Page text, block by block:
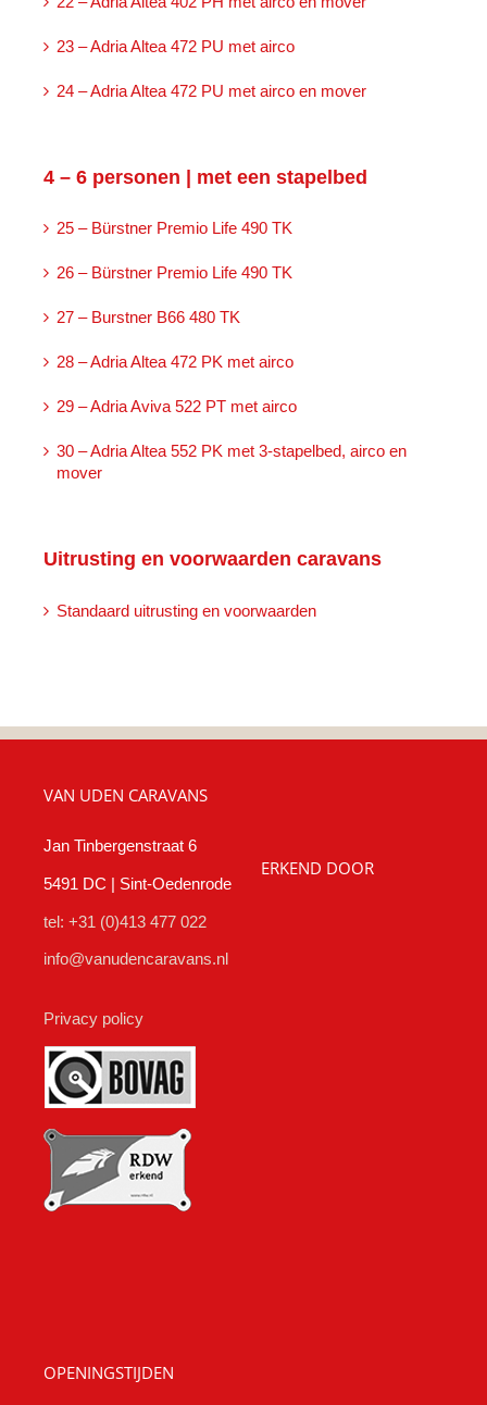
23 – Adria Altea 472 PU met airco
24 – Adria Altea 472 PU met airco en mover
4 – 6 personen | met een stapelbed
25 – Bürstner Premio Life 490 TK
26 – Bürstner Premio Life 490 TK
27 – Burstner B66 480 TK
28 – Adria Altea 472 PK met airco
29 – Adria Aviva 522 PT met airco
30 – Adria Altea 552 PK met 3-stapelbed, airco en
mover
Uitrusting en voorwaarden caravans
Standaard uitrusting en voorwaarden
VAN UDEN CARAVANS
Jan Tinbergenstraat 6
5491 DC | Sint-Oedenrode
tel: +31 (0)413 477 022
info@vanudencaravans.nl
Privacy policy
ERKEND DOOR
OPENINGSTIJDEN